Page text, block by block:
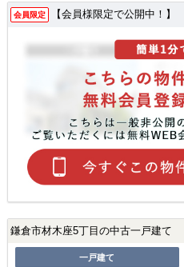
会員限定 【会員様限定で公開中！】
鎌倉市材木座5丁目の中古一戸建て
一戸建て